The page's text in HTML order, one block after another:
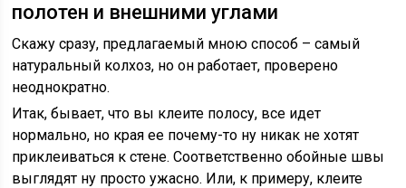
полотен и внешними углами
Скажу сразу, предлагаемый мною способ – самый
натуральный колхоз, но он работает, проверено
неоднократно.
Итак, бывает, что вы клеите полосу, все идет
нормально, но края ее почему-то ну никак не хотят
приклеиваться к стене. Соответственно обойные швы
выглядят ну просто ужасно. Или, к примеру, клеите